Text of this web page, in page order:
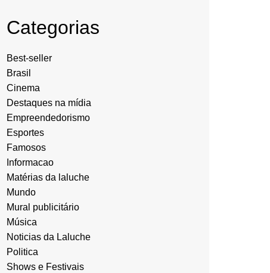
Categorias
Best-seller
Brasil
Cinema
Destaques na mídia
Empreendedorismo
Esportes
Famosos
Informacao
Matérias da laluche
Mundo
Mural publicitário
Música
Noticias da Laluche
Politica
Shows e Festivais